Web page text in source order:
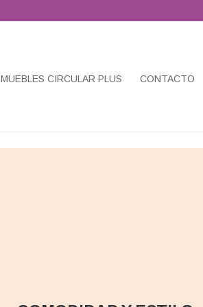
MUEBLES CIRCULAR PLUS CONTACTO